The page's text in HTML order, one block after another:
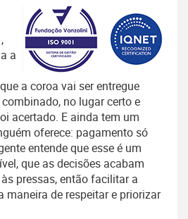
,
a
a coroa vai ser entregue
no lugar certo e
acertado. E ainda tem um
oferece: pagamento só
entende que esse é um
que as decisões acabam
pressas, então facilitar a
maneira de respeitar e priorizar